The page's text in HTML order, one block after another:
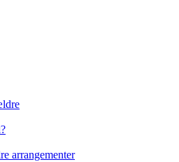
arrangementer